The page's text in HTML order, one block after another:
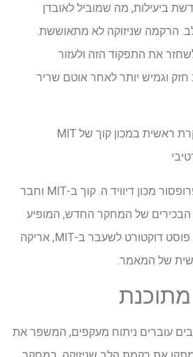
ביעילות, מה שמוביל לאובדן
הרקמה שניזוקה לא מתאוששת.
את התפקוד הזה ולעזור
וגמיש יותר לאחר אוטם שריר
אנה Jaklenec, חוקרת ראשית במכון קוך של MIT
Jaklenec ורוברט לנגר, פרופסור מכון דיוויד ה. קוך ב-MIT וחבר
הבכירים של המחקר החדש, המופיע
. פוסט דוקטורט לשעבר ב-MIT, אריקה
של המאמר.
עוברים ניתוח מעקפים, המשפר את